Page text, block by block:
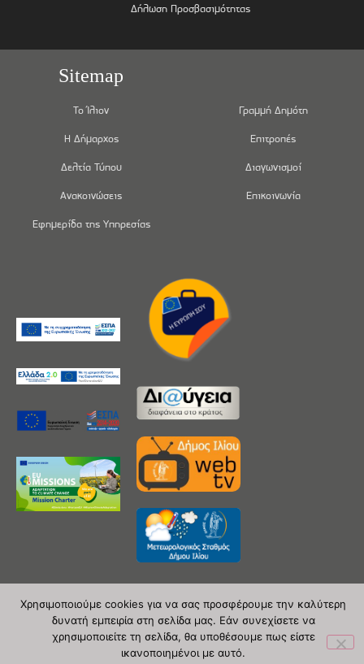
Δήλωση Προσβασιμότητας
Sitemap
Το Ίλιον
Η Δήμαρχος
Δελτία Τύπου
Ανακοινώσεις
Εφημερίδα της Υπηρεσίας
Γραμμή Δημότη
Επιτροπές
Διαγωνισμοί
Επικοινωνία
Copyright 2020 © Δήμος Ιλίου
| powered by Evolutionprojects
Χρησιμοποιούμε cookies για να σας προσφέρουμε την καλύτερη
δυνατή εμπειρία στη σελίδα μας. Εάν συνεχίσετε να
χρησιμοποιείτε τη σελίδα, θα υποθέσουμε πως είστε
ικανοποιημένοι με αυτό.